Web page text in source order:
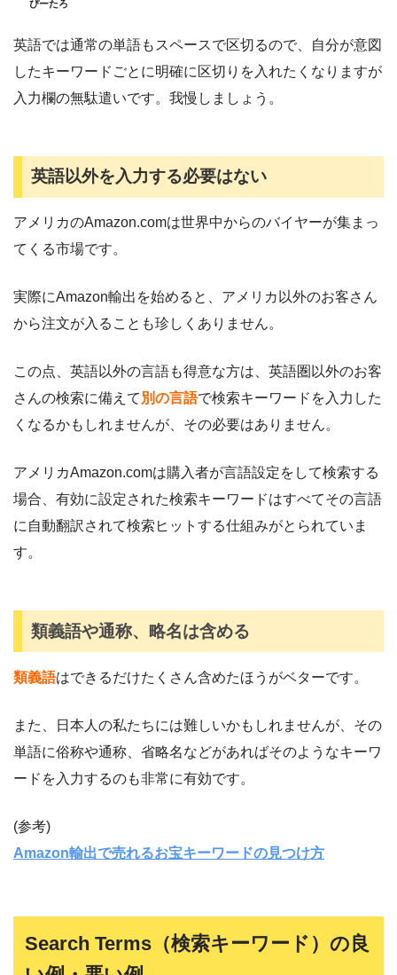
ぴーたろ
英語では通常の単語もスペースで区切るので、自分が意図
したキーワードごとに明確に区切りを入れたくなりますが
入力欄の無駄遣いです。我慢しましょう。
英語以外を入力する必要はない
アメリカのAmazon.comは世界中からのバイヤーが集まっ
てくる市場です。
実際にAmazon輸出を始めると、アメリカ以外のお客さん
から注文が入ることも珍しくありません。
この点、英語以外の言語も得意な方は、英語圏以外のお客
さんの検索に備えて 別の言語で検索キーワードを入力した
くなるかもしれませんが、その必要はありません。
アメリカAmazon.comは購入者が言語設定をして検索する
場合、有効に設定された検索キーワードはすべてその言語
に自動翻訳されて検索ヒットする仕組みがとられていま
す。
類義語や通称、略名は含める
類義語はできるだけたくさん含めたほうがベターです。
また、日本人の私たちには難しいかもしれませんが、その
単語に俗称や通称、省略名などがあればそのようなキーワ
ードを入力するのも非常に有効です。
(参考)
Amazon輸出で売れるお宝キーワードの見つけ方
Search Terms（検索キーワード）の良